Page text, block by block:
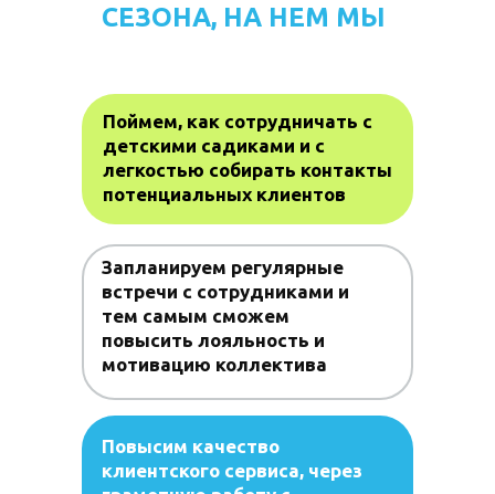
СЕЗОНА, НА НЕМ МЫ
Поймем, как сотрудничать с
детскими садиками и с
легкостью собирать контакты
потенциальных клиентов
Запланируем регулярные
встречи с сотрудниками и
тем самым сможем
повысить лояльность и
мотивацию коллектива
Повысим качество
клиентского сервиса, через